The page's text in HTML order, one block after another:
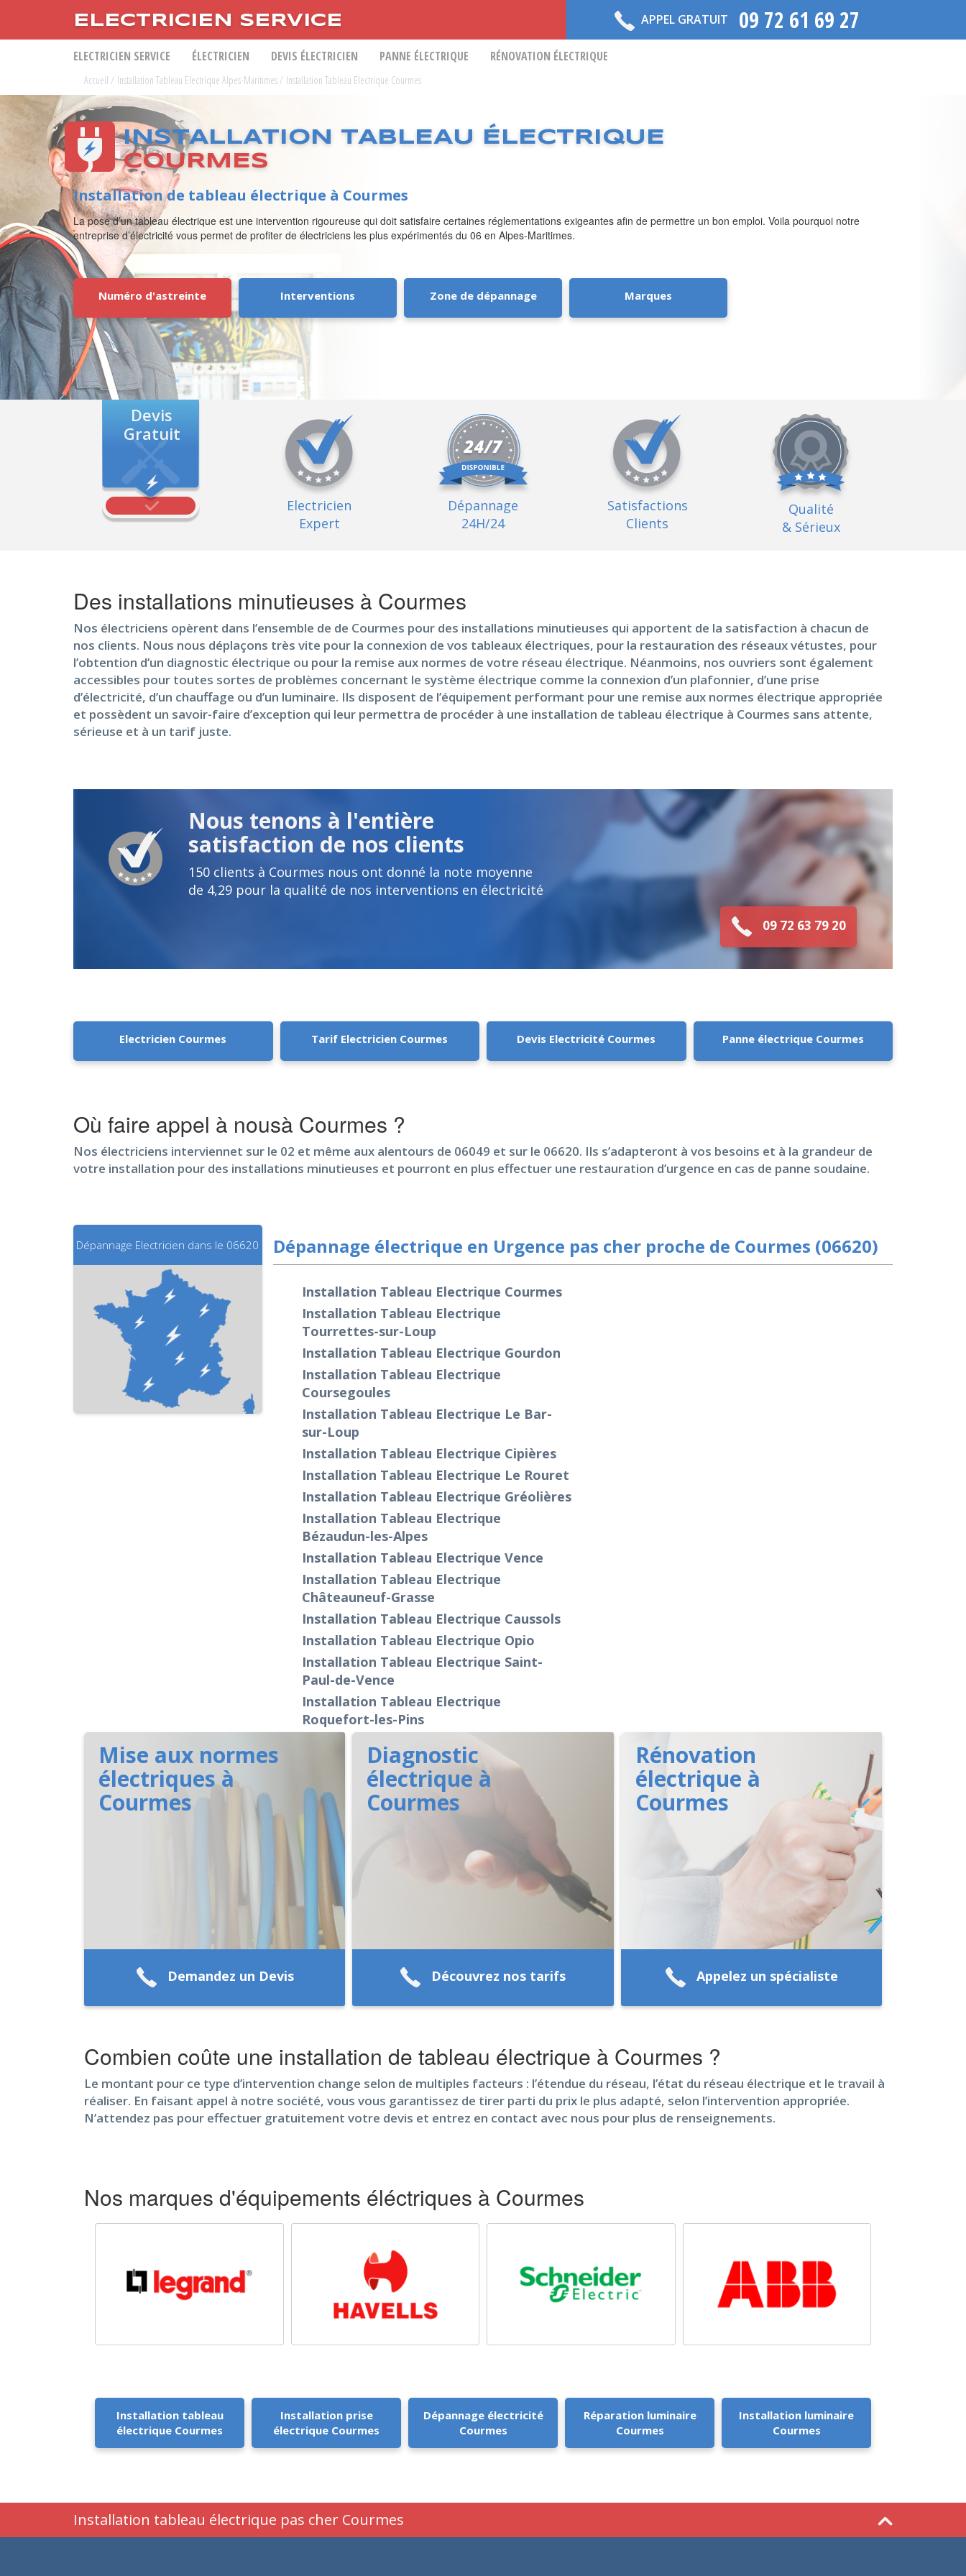
ELECTRICIEN SERVICE APPEL GRATUIT 09 72 61 69 27
ELECTRICIEN SERVICE ÉLECTRICIEN DEVIS ÉLECTRICIEN PANNE ÉLECTRIQUE RÉNOVATION ÉLECTRIQUE
Accueil / Installation Tableau Electrique Alpes-Maritimes/ Installation Tableau Electrique Courmes
INSTALLATION TABLEAU ÉLECTRIQUE
COURMES
Installation de tableau électrique à Courmes
La pose d’un tableau électrique est une intervention rigoureuse qui doit satisfaire certaines réglementations exigeantes afin de permettre un bon emploi. Voila pourquoi notre
entreprise d’électricité vous permet de profiter de électriciens les plus expérimentés du 06 en Alpes-Maritimes.
Numéro d'astreinte Interventions Zone de dépannage Marques
Devis
Gratuit
Electricien
Expert
Dépannage
24H/24
Satisfactions
Clients
Qualité
& Sérieux
Des installations minutieuses à Courmes
Nos électriciens opèrent dans l’ensemble de de Courmes pour des installations minutieuses qui apportent de la satisfaction à chacun de
nos clients. Nous nous déplaçons très vite pour la connexion de vos tableaux électriques, pour la restauration des réseaux vétustes, pour
l’obtention d’un diagnostic électrique ou pour la remise aux normes de votre réseau électrique. Néanmoins, nos ouvriers sont également
accessibles pour toutes sortes de problèmes concernant le système électrique comme la connexion d’un plafonnier, d’une prise
d’électricité, d’un chauffage ou d’un luminaire. Ils disposent de l’équipement performant pour une remise aux normes électrique appropriée
et possèdent un savoir-faire d’exception qui leur permettra de procéder à une installation de tableau électrique à Courmes sans attente,
sérieuse et à un tarif juste.
Nous tenons à l'entière
satisfaction de nos clients
150 clients à Courmes nous ont donné la note moyenne
de 4,29 pour la qualité de nos interventions en électricité
09 72 63 79 20
Electricien Courmes Tarif Electricien Courmes Devis Electricité Courmes Panne électrique Courmes
Où faire appel à nousà Courmes ?
Nos électriciens interviennet sur le 02 et même aux alentours de 06049 et sur le 06620. Ils s’adapteront à vos besoins et à la grandeur de
votre installation pour des installations minutieuses et pourront en plus effectuer une restauration d’urgence en cas de panne soudaine.
Dépannage Electricien dans le 06620 Dépannage électrique en Urgence pas cher proche de Courmes (06620)
Installation Tableau Electrique Courmes
Installation Tableau Electrique
Tourrettes-sur-Loup
Installation Tableau Electrique Gourdon
Installation Tableau Electrique
Coursegoules
Installation Tableau Electrique Le Bar-
sur-Loup
Installation Tableau Electrique Cipières
Installation Tableau Electrique Le Rouret
Installation Tableau Electrique Gréolières
Installation Tableau Electrique
Bézaudun-les-Alpes
Installation Tableau Electrique Vence
Installation Tableau Electrique
Châteauneuf-Grasse
Installation Tableau Electrique Caussols
Installation Tableau Electrique Opio
Installation Tableau Electrique Saint-
Paul-de-Vence
Installation Tableau Electrique
Roquefort-les-Pins
Mise aux normes
électriques à
Courmes
Demandez un Devis
Diagnostic
électrique à
Courmes
Découvrez nos tarifs
Rénovation
électrique à
Courmes
Appelez un spécialiste
Combien coûte une installation de tableau électrique à Courmes ?
Le montant pour ce type d’intervention change selon de multiples facteurs : l’étendue du réseau, l’état du réseau électrique et le travail à
réaliser. En faisant appel à notre société, vous vous garantissez de tirer parti du prix le plus adapté, selon l’intervention appropriée.
N’attendez pas pour effectuer gratuitement votre devis et entrez en contact avec nous pour plus de renseignements.
Nos marques d'équipements éléctriques à Courmes
Installation tableau
électrique Courmes
Installation prise
électrique Courmes
Dépannage électricité
Courmes
Réparation luminaire
Courmes
Installation luminaire
Courmes
Installation tableau électrique pas cher Courmes